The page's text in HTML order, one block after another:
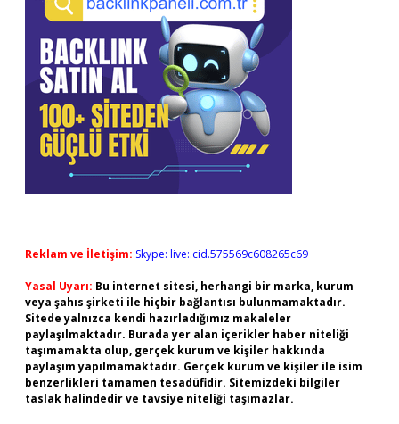
Reklam ve İletişim: Skype: live:.cid.575569c608265c69
Yasal Uyarı: Bu internet sitesi, herhangi bir marka, kurum
veya şahıs şirketi ile hiçbir bağlantısı bulunmamaktadır.
Sitede yalnızca kendi hazırladığımız makaleler
paylaşılmaktadır. Burada yer alan içerikler haber niteliği
taşımamakta olup, gerçek kurum ve kişiler hakkında
paylaşım yapılmamaktadır. Gerçek kurum ve kişiler ile isim
benzerlikleri tamamen tesadüfidir. Sitemizdeki bilgiler
taslak halindedir ve tavsiye niteliği taşımazlar.